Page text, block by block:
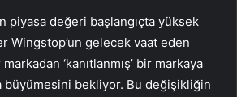
piyasa değeri başlangıçta yüksek
Wingstop’un gelecek vaat eden
‘kanıtlanmış’ bir markaya
büyümesini bekliyor. Bu değişikliğin